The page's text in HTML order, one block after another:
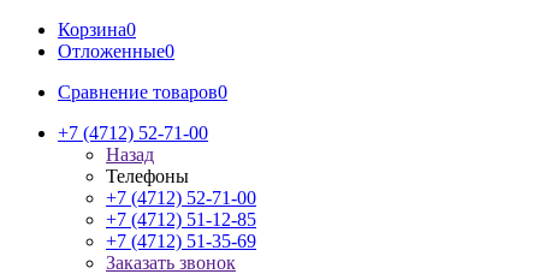
Корзина0
Отложенные0
Сравнение товаров0
+7 (4712) 52-71-00
Назад
Телефоны
+7 (4712) 52-71-00
+7 (4712) 51-12-85
+7 (4712) 51-35-69
Заказать звонок